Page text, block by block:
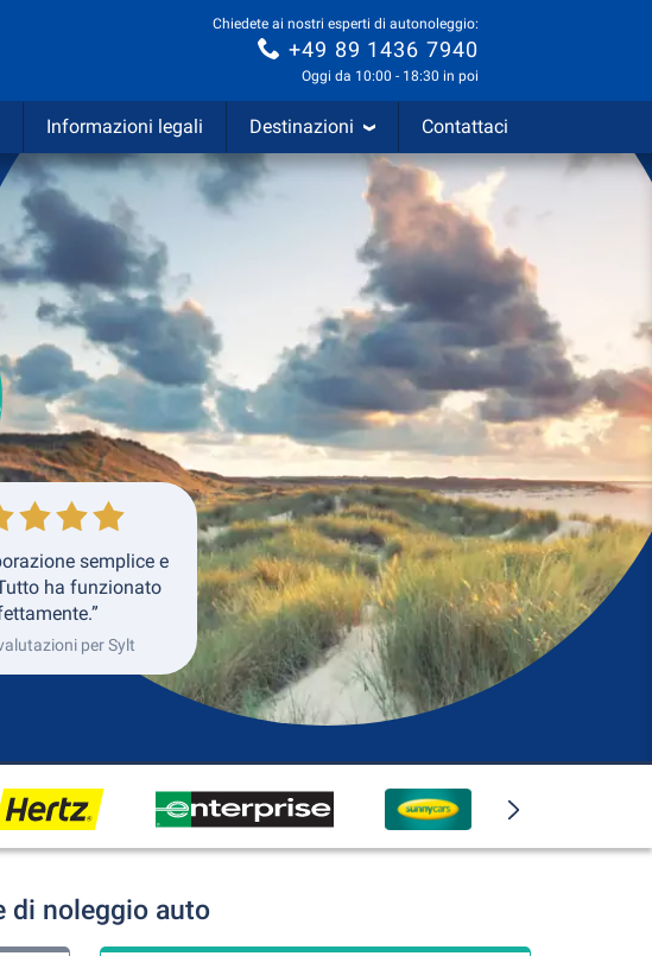
Chiedete ai nostri esperti di autonoleggio:
+49 89 1436 7940
Oggi da 10:00 - 18:30 in poi
Informazioni legali Destinazioni Contattaci
semplice e
ha funzionato
per Sylt
di noleggio auto